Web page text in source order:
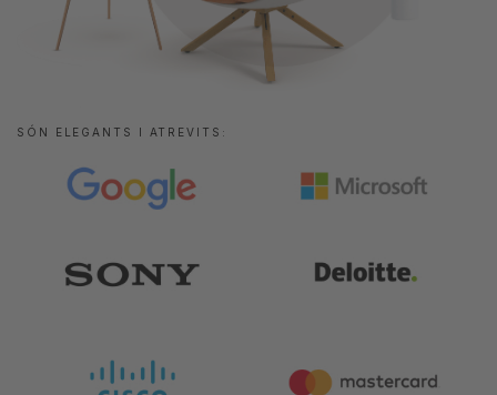
SÓN ELEGANTS I ATREVITS: